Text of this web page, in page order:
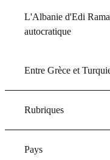
L'Albanie d'Edi
autocratique
Entre Grèce et
Rubriques
Pays